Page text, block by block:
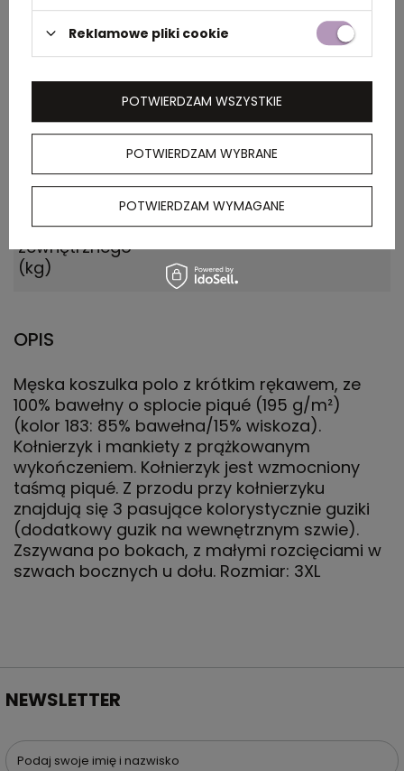
Wymiary
kartonu
0.540x0.260x0.410
Ilość szt. w
kartonie
wewnętrznym
5
kartonu
zewnętrznego
(kg)
14.000
OPIS
Męska koszulka polo z krótkim rękawem, ze
100% bawełny o splocie piqué (195 g/m²)
(kolor 183: 85% bawełna/15% wiskoza).
Kołnierzyk i mankiety z prążkowanym
wykończeniem. Kołnierzyk jest wzmocniony
taśmą piqué. Z przodu przy kołnierzyku
znajdują się 3 pasujące kolorystycznie guziki
(dodatkowy guzik na wewnętrznym szwie).
Zszywana po bokach, z małymi rozcięciami w
szwach bocznych u dołu. Rozmiar: 3XL
NEWSLETTER
Podaj swoje imię i nazwisko
Reklamowe pliki cookie
POTWIERDZAM WYBRANE
POTWIERDZAM WYMAGANE
POTWIERDZAM WSZYSTKIE